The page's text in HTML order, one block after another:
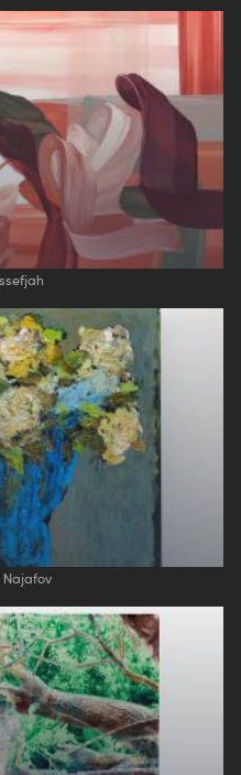
Najafov